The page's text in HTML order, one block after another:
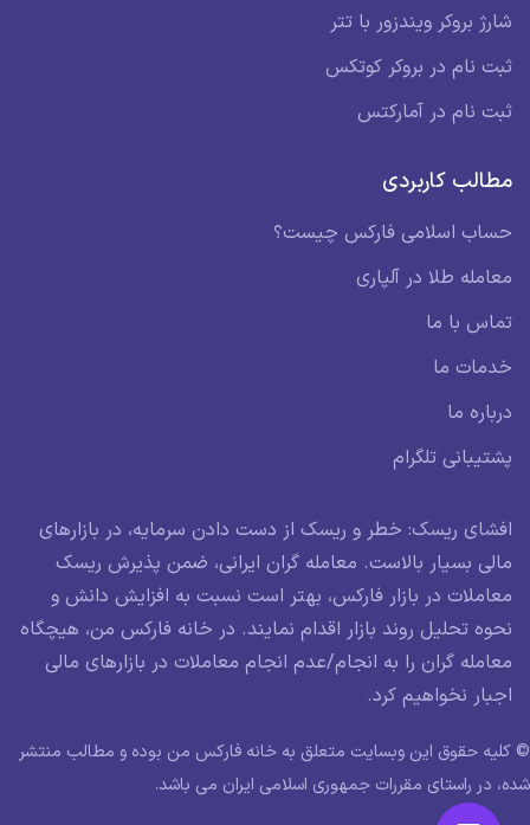
شارژ بروکر ویندزور با تتر
ثبت نام در بروکر کوتکس
ثبت نام در آمارکتس
مطالب کاربردی
حساب اسلامی فارکس چیست؟
معامله طلا در آلپاری
تماس با ما
خدمات ما
درباره ما
پشتیبانی تلگرام
افشای ریسک: خطر و ریسک از دست دادن سرمایه، در بازارهای
مالی بسیار بالاست. معامله گران ایرانی، ضمن پذیرش ریسک
معاملات در بازار فارکس، بهتر است نسبت به افزایش دانش و
نحوه تحلیل روند بازار اقدام نمایند. در خانه فارکس من، هیچگاه
معامله گران را به انجام/عدم انجام معاملات در بازارهای مالی
اجبار نخواهیم کرد.
© کلیه حقوق این وبسایت متعلق به خانه فارکس من بوده و مطالب منتشر
شده، در راستای مقررات جمهوری اسلامی ایران می باشد.